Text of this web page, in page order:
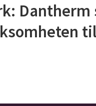
Dantherm